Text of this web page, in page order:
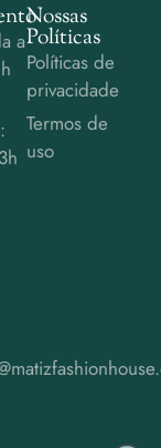
a
Nossas
Políticas
Políticas de
privacidade
Termos de
uso